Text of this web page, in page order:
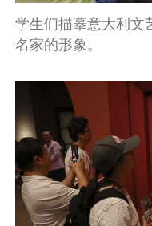
学生们描摹意大利文
名家的形象。